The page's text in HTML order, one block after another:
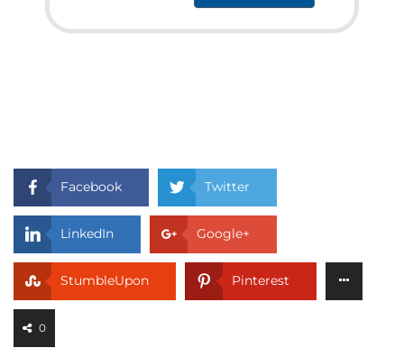
Facebook Twitter
LinkedIn Google+
StumbleUpon Pinterest
0